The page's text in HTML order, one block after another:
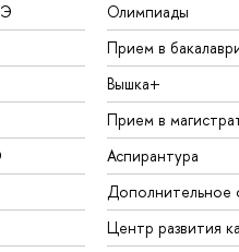
Олимпиады
Прием в
Вышка+
Прием в
Аспирантура
Дополнительное
Центр развития